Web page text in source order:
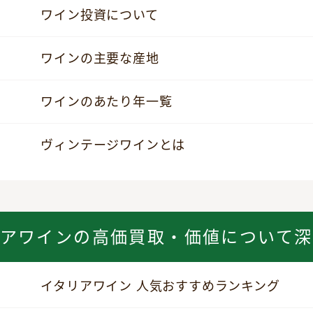
ワイン投資について
ワインの主要な産地
ワインのあたり年一覧
ヴィンテージワインとは
ワインの高価買取・価値について
イタリアワイン 人気おすすめランキング